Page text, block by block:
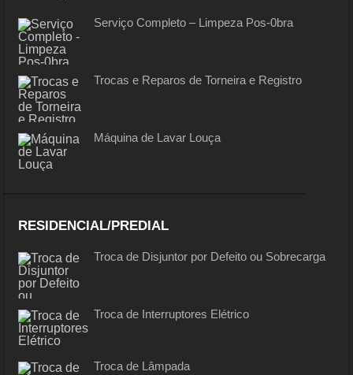
Serviço Completo – Limpeza Pos-0bra
Trocas e Reparos de Torneira e Registro
Máquina de Lavar Louça
RESIDENCIAL/PREDIAL
Troca de Disjuntor por Defeito ou Sobrecarga
Troca de Interruptores Elétrico
Troca de Lâmpada